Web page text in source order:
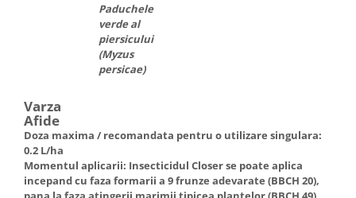
Paduchele
verde al
piersicului
(Myzus
persicae)
Varza
Afide
Doza maxima / recomandata pentru o utilizare singulara:
0.2 L/ha
Momentul aplicarii: Insecticidul Closer se poate aplica
incepand cu faza formarii a 9 frunze adevarate (BBCH 20),